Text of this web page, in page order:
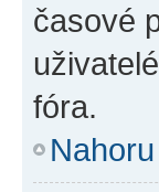
časové
fóra.
Nahoru